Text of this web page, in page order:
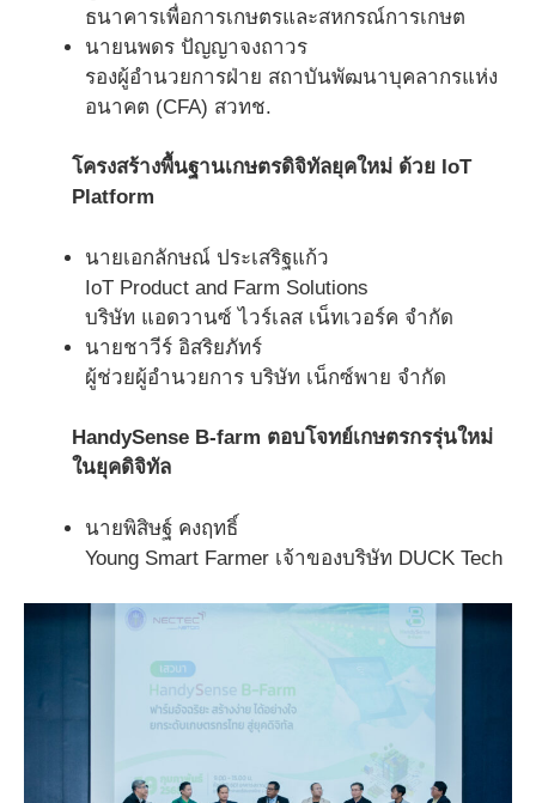
ธนาคารเพื่อการเกษตรและสหกรณ์การเกษต
นายนพดร ปัญญาจงถาวร
รองผู้อำนวยการฝ่าย สถาบันพัฒนาบุคลากรแห่ง
อนาคต (CFA) สวทช.
โครงสร้างพื้นฐานเกษตรดิจิทัลยุคใหม่ ด้วย IoT
Platform
นายเอกลักษณ์ ประเสริฐแก้ว
IoT Product and Farm Solutions
บริษัท แอดวานซ์ ไวร์เลส เน็ทเวอร์ค จำกัด
นายชาวีร์ อิสริยภัทร์
ผู้ช่วยผู้อำนวยการ บริษัท เน็กซ์พาย จำกัด
HandySense B-farm ตอบโจทย์เกษตรกรรุ่นใหม่
ในยุคดิจิทัล
นายพิสิษฐ์ คงฤทธิ์
Young Smart Farmer เจ้าของบริษัท DUCK Tech